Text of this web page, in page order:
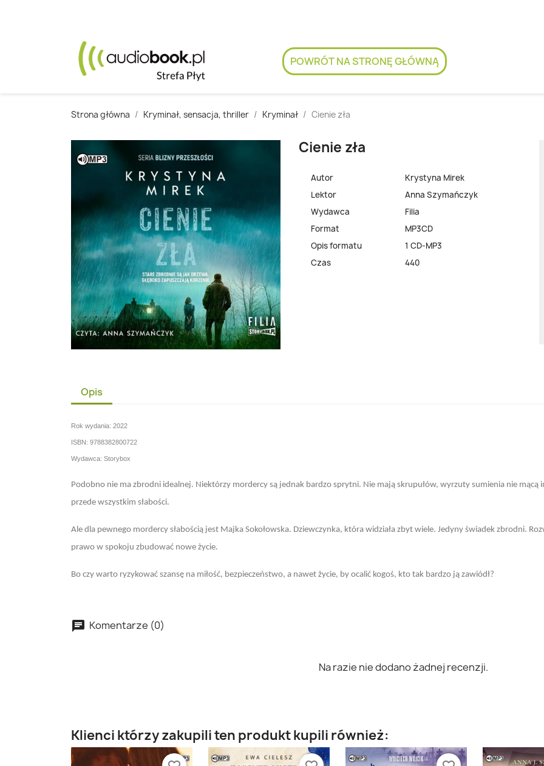
POWRÓT NA STRONĘ GŁÓWNĄ
Strona główna Kryminał, sensacja, thriller Kryminał Cienie zła
Cienie zła
Autor
Krystyna Mirek
Lektor
Anna Szymańczyk
Wydawca
Filia
Format
MP3CD
Opis formatu
1 CD-MP3
Czas
440
Opis
Rok wydania: 2022
ISBN: 9788382800722
Wydawca: Storybox
Podobno nie ma zbrodni idealnej. Niektórzy mordercy są jednak bardzo sprytni. Nie mają skrupułów, wyrzuty sumienia nie mącą
przede wszystkim słabości.
Ale dla pewnego mordercy słabością jest Majka Sokołowska. Dziewczynka, która widziała zbyt wiele. Jedyny świadek zbrodni.
prawo w spokoju zbudować nowe życie.
Bo czy warto ryzykować szansę na miłość, bezpieczeństwo, a nawet życie, by ocalić kogoś, kto tak bardzo ją zawiódł?
Komentarze (0)
Na razie nie dodano żadnej recenzji.
Klienci którzy zakupili ten produkt kupili również: